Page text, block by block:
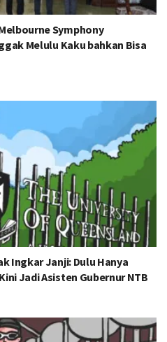
Symphony
Melulu Kaku bahkan Bisa
Ingkar Janji: Dulu Hanya
Jadi Asisten Gubernur NTB